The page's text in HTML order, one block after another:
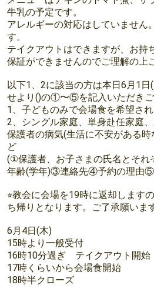
牛乳の予定です。
アレルギーの対応はしていません
す。
テイクアウトはできますが、お持
保証ができませんのでご理解の上
以下1、2に該当の方は本日6月1
せより()の①〜⑤を記入いただきご
1、子どものみで会場食を希望さ
2、シングル家庭、単身赴任家庭、
保護者の病気(生活に不安がある
ど
(①保護者、お子さまの氏名とそ
年齢(学年)③連絡先④予約の理由⑤
⭐︎教会に会場を19時に返却します
ち帰りとなります。ご了承願いま
6月4日(木)
15時より一般受付
16時10分過ぎ テイクアウト開始
17時くらいから会場食開始
18時半クローズ